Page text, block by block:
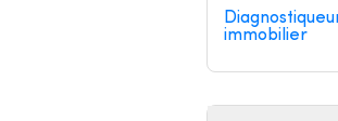
immobilier